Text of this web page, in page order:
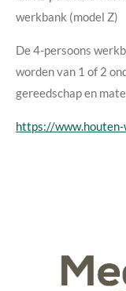
werkbank (model Z)
De 4-persoons
worden van 1 of 2
gereedschap en
https://